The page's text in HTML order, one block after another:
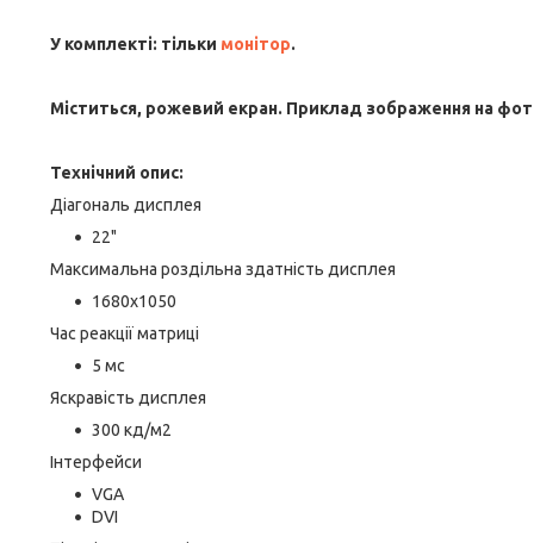
У комплекті: тільки монітор.
Міститься, рожевий екран. Приклад зображення на
Технічний опис:
Діагональ дисплея
22"
Максимальна роздільна здатність дисплея
1680х1050
Час реакції матриці
5 мс
Яскравість дисплея
300 кд/м2
Інтерфейси
VGA
DVI